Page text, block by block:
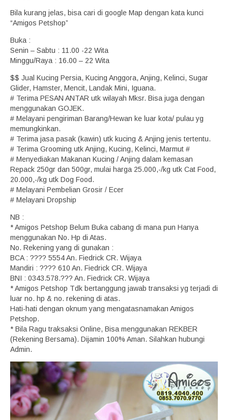
Bila kurang jelas, bisa cari di google Map dengan kata kunci
“Amigos Petshop”
Buka :
Senin – Sabtu : 11.00 -22 Wita
Minggu/Raya : 16.00 – 22 Wita
$$ Jual Kucing Persia, Kucing Anggora, Anjing, Kelinci, Sugar
Glider, Hamster, Mencit, Landak Mini, Iguana.
# Terima PESAN ANTAR utk wilayah Mksr. Bisa juga dengan
menggunakan GOJEK.
# Melayani pengiriman Barang/Hewan ke luar kota/ pulau yg
memungkinkan.
# Terima jasa pasak (kawin) utk kucing & Anjing jenis tertentu.
# Terima Grooming utk Anjing, Kucing, Kelinci, Marmut #
# Menyediakan Makanan Kucing / Anjing dalam kemasan
Repack 250gr dan 500gr, mulai harga 25.000,-/kg utk Cat Food,
20.000,-/kg utk Dog Food.
# Melayani Pembelian Grosir / Ecer
# Melayani Dropship
NB :
* Amigos Petshop Belum Buka cabang di mana pun Hanya
menggunakan No. Hp di Atas.
No. Rekening yang di gunakan :
BCA : ???? 5554 An. Fiedrick CR. Wijaya
Mandiri : ???? 610 An. Fiedrick CR. Wijaya
BNI : 0343.578.??? An. Fiedrick CR. Wijaya
* Amigos Petshop Tdk bertanggung jawab transaksi yg terjadi di
luar no. hp & no. rekening di atas.
Hati-hati dengan oknum yang mengatasnamakan Amigos
Petshop.
* Bila Ragu traksaksi Online, Bisa menggunakan REKBER
(Rekening Bersama). Dijamin 100% Aman. Silahkan hubungi
Admin.